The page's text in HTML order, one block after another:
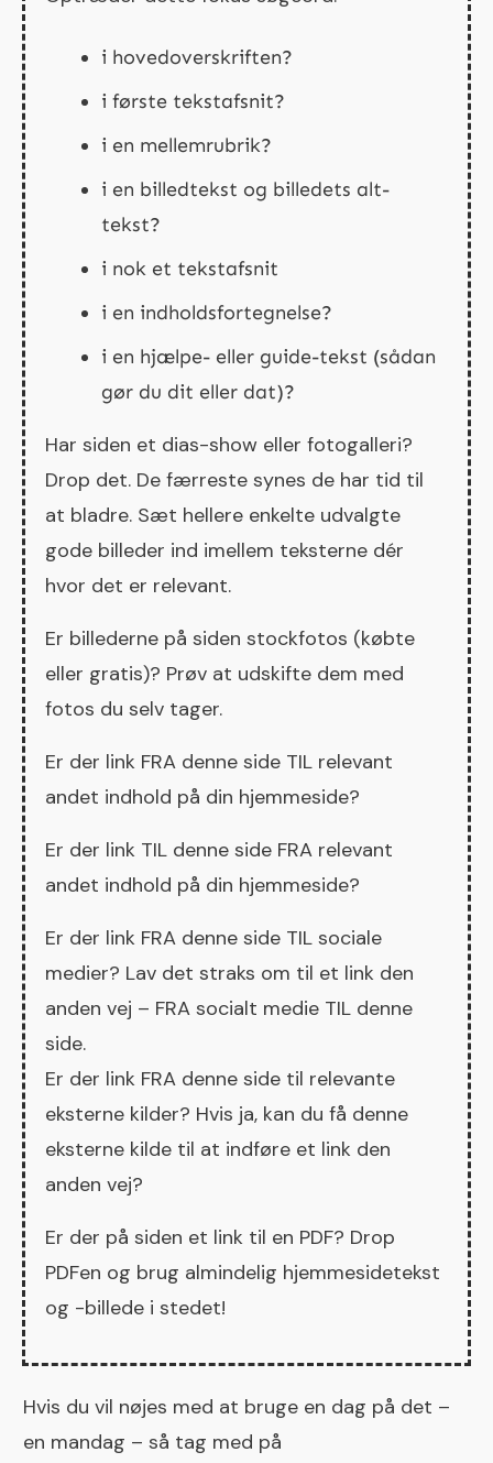
i hovedoverskriften?
i første tekstafsnit?
i en mellemrubrik?
i en billedtekst og billedets alt-
tekst?
i nok et tekstafsnit
i en indholdsfortegnelse?
i en hjælpe- eller guide-tekst (sådan
gør du dit eller dat)?
Har siden et dias-show eller fotogalleri?
Drop det. De færreste synes de har tid til
at bladre. Sæt hellere enkelte udvalgte
gode billeder ind imellem teksterne dér
hvor det er relevant.
Er billederne på siden stockfotos (købte
eller gratis)? Prøv at udskifte dem med
fotos du selv tager.
Er der link FRA denne side TIL relevant
andet indhold på din hjemmeside?
Er der link TIL denne side FRA relevant
andet indhold på din hjemmeside?
Er der link FRA denne side TIL sociale
medier? Lav det straks om til et link den
anden vej – FRA socialt medie TIL denne
side.
Er der link FRA denne side til relevante
eksterne kilder? Hvis ja, kan du få denne
eksterne kilde til at indføre et link den
anden vej?
Er der på siden et link til en PDF? Drop
PDFen og brug almindelig hjemmesidetekst
og -billede i stedet!
Hvis du vil nøjes med at bruge en dag på det –
en mandag – så tag med på